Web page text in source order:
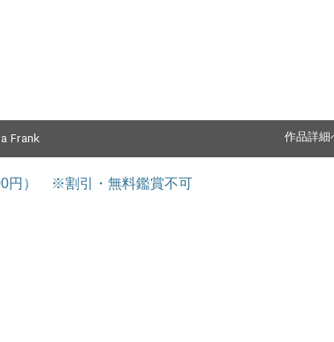
Frank 作品詳細
円） ※割引・無料鑑賞不可